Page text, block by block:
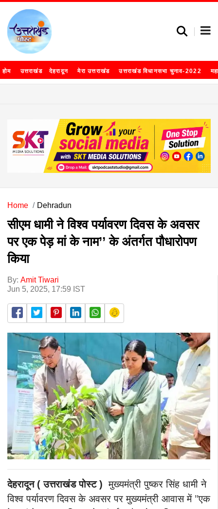
होम उत्तराखंड देहरादून मेरा उत्तराखंड उत्तराखंड विधानसभा चुनाव-2022
Home Dehradun
सीएम धामी ने विश्व पर्यावरण दिवस के अवसर
पर एक पेड़ मां के नाम’’ के अंतर्गत पौधारोपण
किया
By: Amit Tiwari
Jun 5, 2025, 17:59 IST
देहरादून ( उत्तराखंड पोस्ट ) मुख्यमंत्री पुष्कर सिंह धामी ने
विश्व पर्यावरण दिवस के अवसर पर मुख्यमंत्री आवास में ’’एक